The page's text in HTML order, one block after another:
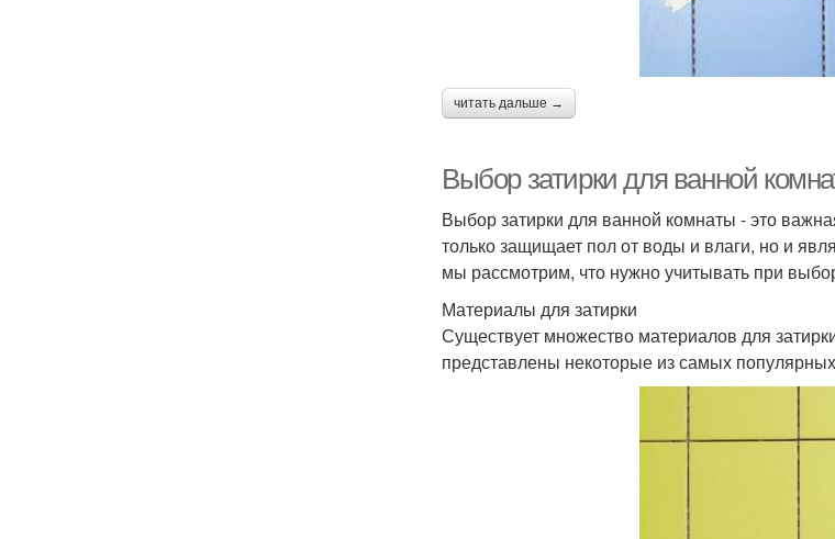
читать дальше →
Выбор затирки для ванной
Выбор затирки для ванной комнаты - это
только защищает пол от воды и влаги, но и
мы рассмотрим, что нужно учитывать при
Материалы для затирки
Существует множество материалов для
представлены некоторые из самых